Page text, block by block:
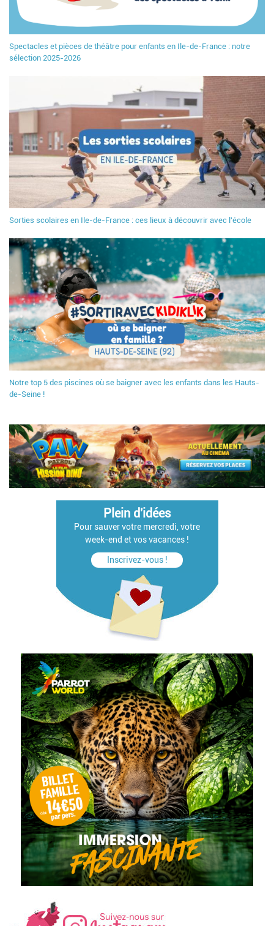
Spectacles et pièces de théâtre pour enfants en Ile-de-France : notre
sélection 2025-2026
Sorties scolaires en Ile-de-France : ces lieux à découvrir avec l'école
Notre top 5 des piscines où se baigner avec les enfants dans les Hauts-
de-Seine !
Plein d'idées
Pour sauver votre mercredi, votre
week-end et vos vacances !
Inscrivez-vous !